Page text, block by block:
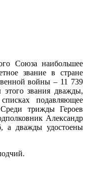
Союза наибольшее
звание в стране
войны – 11 739
звания дважды,
подавляющее
трижды Героев
Александр
дважды удостоены